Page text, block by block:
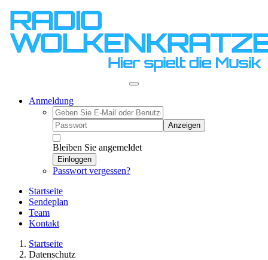
Anmeldung
Anzeigen
Bleiben Sie angemeldet
Einloggen
Passwort vergessen?
Startseite
Sendeplan
Team
Kontakt
Startseite
Datenschutz